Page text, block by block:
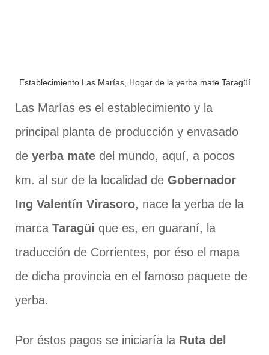
Establecimiento Las Marías, Hogar de la yerba mate Taragüí
Las Marías es el establecimiento y la
principal planta de producción y envasado
de yerba mate del mundo, aquí, a pocos
km. al sur de la localidad de Gobernador
Ing Valentín Virasoro, nace la yerba de la
marca Taragüi que es, en guaraní, la
traducción de Corrientes, por éso el mapa
de dicha provincia en el famoso paquete de
yerba.
Por éstos pagos se iniciaría la Ruta del